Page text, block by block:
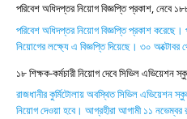
পরিবেশ অধিদপ্তর নিয়োগ বিজ্ঞপ্তি প্রকাশ, নেবে
পরিবেশ অধিদপ্তর নিয়োগ বিজ্ঞপ্তি প্রকাশ করেছে।
নিয়োগের লক্ষ্যে এ বিজ্ঞপ্তি দিয়েছে। ৩০
১৮ শিক্ষক-কর্মচারী নিয়োগ দেবে সিভিল এভিয়েশন
রাজধানীর কুর্মিটোলায় অবস্থিত সিভিল এভিয়েশন
নিয়োগ দেওয়া হবে। আগ্রহীরা আগামী ১১ নভেম্বর